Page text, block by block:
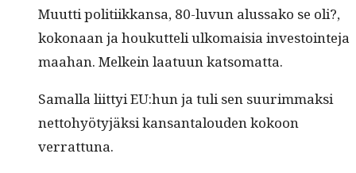
Muut­ti poli­ti­ikkansa, 80-luvun alus­sako se oli?,
kokon­aan ja houkut­teli ulko­maisia investoin­te­ja
maa­han. Melkein laatu­un katsomatta.
Samal­la liit­tyi EU:hun ja tuli sen suurim­mak­si
net­to­hyö­tyjäk­si kansan­talouden kokoon
verrattuna.